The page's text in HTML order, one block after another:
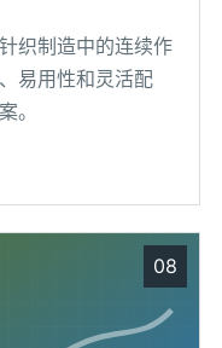
织制造中的连续作
易用性和灵活配
。
08